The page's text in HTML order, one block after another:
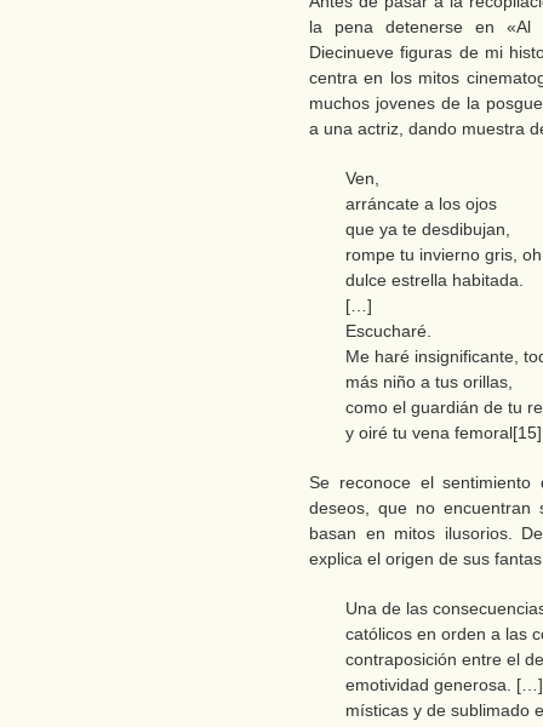
la pena detenerse en «Al
Diecinueve figuras de mi
centra en los mitos
muchos jovenes de la
a una actriz, dando muestra
Ven,
arráncate a los ojos
que ya te desdibujan,
rompe tu invierno gris,
dulce estrella habitada.
[…]
Escucharé.
Me haré insignificante,
más niño a tus orillas,
como el guardián de tu
y oiré tu vena
Se reconoce el
deseos, que no encuentran
basan en mitos ilusorios.
explica el origen de sus
Una de las
católicos en orden a las
contraposición entre el
emotividad generosa.
místicas y de sublimado